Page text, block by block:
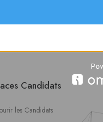
Candidats
les Candidats